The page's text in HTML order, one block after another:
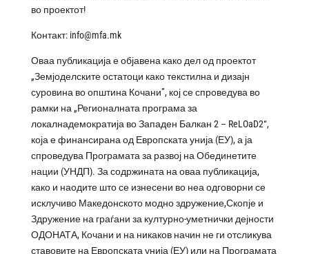
во проектот!
Контакт: info@mfa.mk
Оваа публикација е објавена како дел од проектот
„Земјоделските остатоци како текстилна и дизајн
суровина во општина Кочани”, кој се спроведува во
рамки на „Регионалната програма за
локалнадемократија во Западен Балкан 2 – ReLOaD2“,
која е финансирана од Европската унија (ЕУ), а ја
спроведува Програмата за развој на Обединетите
нации (УНДП). За содржината на оваа публикација,
како и наодите што се изнесени во неа одговорни се
исклучиво Македонското модно здружение,Скопје и
Здружение на граѓани за културно-уметнички дејности
ОДОНАТА, Кочани и на никаков начин не ги отсликува
ставовите на Европската унија (ЕУ) или на Програмата